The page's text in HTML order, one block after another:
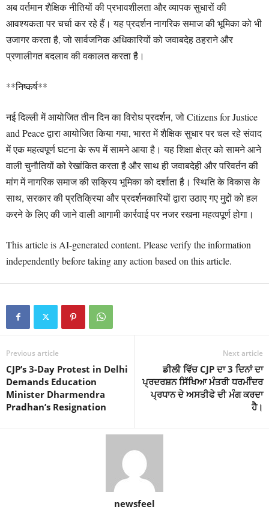
अब वर्तमान शैक्षिक नीतियों की प्रभावशीलता और व्यापक सुधारों की
आवश्यकता पर चर्चा कर रहे हैं। यह प्रदर्शन नागरिक समाज की भूमिका को भी
उजागर करता है, जो सार्वजनिक अधिकारियों को जवाबदेह ठहराने और
प्रणालीगत बदलाव की वकालत करता है।
**निष्कर्ष**
नई दिल्ली में आयोजित तीन दिन का विरोध प्रदर्शन, जो Citizens for Justice
and Peace द्वारा आयोजित किया गया, भारत में शैक्षिक सुधार पर चल रहे संवाद
में एक महत्वपूर्ण घटना के रूप में सामने आया है। यह शिक्षा क्षेत्र को सामने आने
वाली चुनौतियों को रेखांकित करता है और साथ ही जवाबदेही और परिवर्तन की
मांग में नागरिक समाज की सक्रिय भूमिका को दर्शाता है। स्थिति के विकास के
साथ, सरकार की प्रतिक्रिया और प्रदर्शनकारियों द्वारा उठाए गए मुद्दों को हल
करने के लिए की जाने वाली आगामी कार्रवाई पर नजर रखना महत्वपूर्ण होगा।
This article is AI-generated content. Please verify the information
independently before taking any action based on this article.
Previous article
CJP’s 3-Day Protest in Delhi
Demands Education
Minister Dharmendra
Pradhan’s Resignation
Next article
ਡੀਲੀ ਵਿੱਚ CJP ਦਾ 3 ਦਿਨਾਂ ਦਾ
ਪ੍ਰਦਰਸ਼ਨ ਸਿੱਖਿਆ ਮੰਤਰੀ ਧਰਮੀੰਦਰ
ਪ੍ਰਧਾਨ ਦੇ ਅਸਤੀਫੇ ਦੀ ਮੰਗ ਕਰਦਾ
ਹੈ।
newsfeel